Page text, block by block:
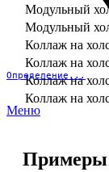
Определение...
Меню
Модульный
Модульный
Коллаж на
Коллаж на
Коллаж на
Коллаж на
Примеры